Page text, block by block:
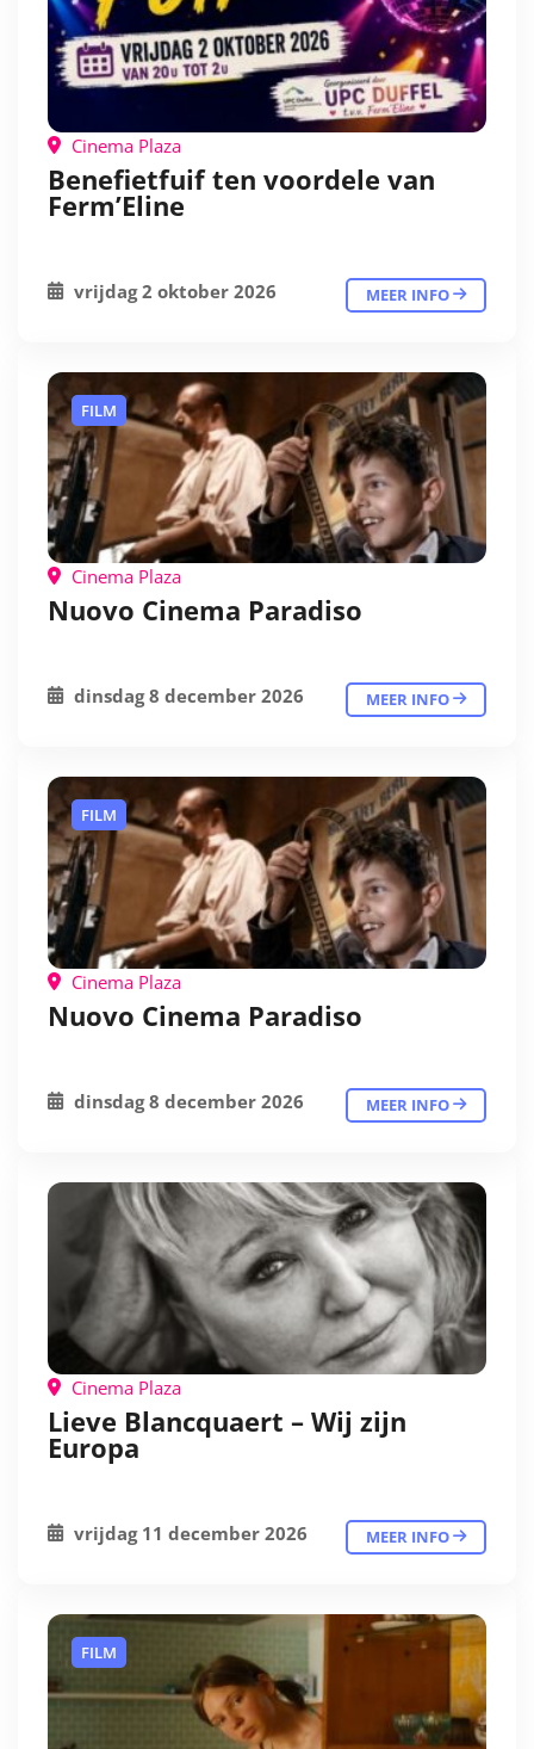
Cinema Plaza
Benefietfuif ten voordele van
Ferm’Eline
vrijdag 2 oktober 2026 MEER INFO
FILM
Cinema Plaza
Nuovo Cinema Paradiso
dinsdag 8 december 2026 MEER INFO
FILM
Cinema Plaza
Nuovo Cinema Paradiso
dinsdag 8 december 2026 MEER INFO
Cinema Plaza
Lieve Blancquaert – Wij zijn
Europa
vrijdag 11 december 2026 MEER INFO
FILM